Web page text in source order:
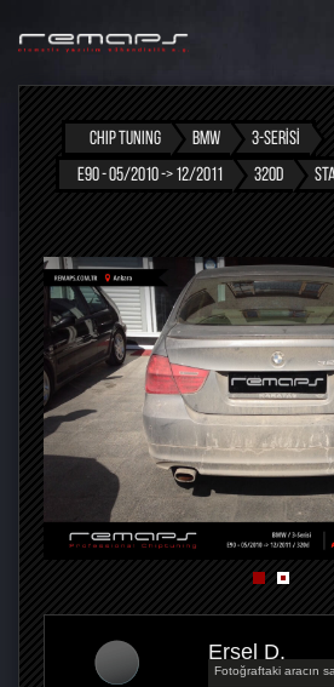
CHIP TUNING BMW
3-SERISI
E90 - 05/2010 -> 12/2011
320D
Ersel D.
Fotoğraftaki aracın